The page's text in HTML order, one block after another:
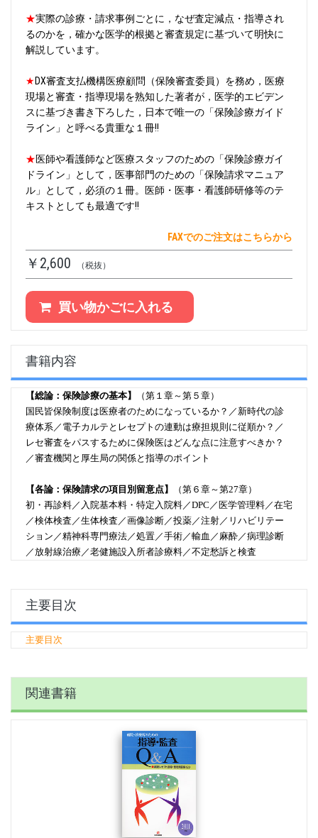
★実際の診療・請求事例ごとに，なぜ査定減点・指導され
るのかを，確かな医学的根拠と審査規定に基づいて明快に
解説しています。
★DX審査支払機構医療顧問（保険審査委員）を務め，医療
現場と審査・指導現場を熟知した著者が，医学的エビデン
スに基づき書き下ろした，日本で唯一の「保険診療ガイド
ライン」と呼べる貴重な１冊‼
★医師や看護師など医療スタッフのための「保険診療ガイ
ドライン」として，医事部門のための「保険請求マニュア
ル」として，必須の１冊。医師・医事・看護師研修等のテ
キストとしても最適です‼
FAXでのご注文はこちらから
￥2,600 （税抜）
買い物かごに入れる
書籍内容
【総論：保険診療の基本】
（第１章～第５章）
国民皆保険制度は医療者のためになっているか？／新時代の診
療体系／電子カルテとレセプトの連動は療担規則に従順か？／
レセ審査をパスするために保険医はどんな点に注意すべきか？
／審査機関と厚生局の関係と指導のポイント
【各論：保険請求の項目別留意点】
（第６章～第27章）
初・再診料／入院基本料・特定入院料／DPC／医学管理料／在宅
／検体検査／生体検査／画像診断／投薬／注射／リハビリテー
ション／精神科専門療法／処置／手術／輸血／麻酔／病理診断
／放射線治療／老健施設入所者診療料／不定愁訴と検査
主要目次
主要目次
関連書籍